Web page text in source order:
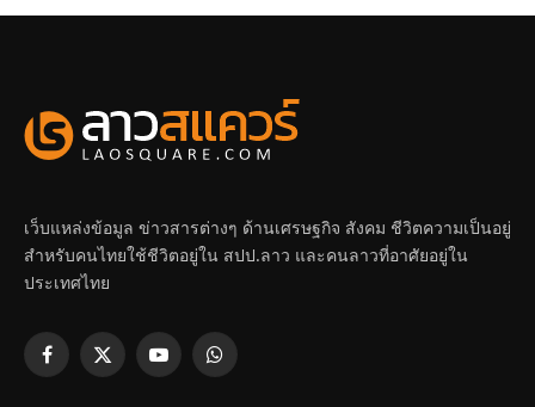
เว็บแหล่งข้อมูล ข่าวสารต่างๆ ด้านเศรษฐกิจ สังคม ชีวิตความเป็นอยู่
สำหรับคนไทยใช้ชีวิตอยู่ใน สปป.ลาว และคนลาวที่อาศัยอยู่ใน
ประเทศไทย
Facebook
X
YouTubeWhatsApp